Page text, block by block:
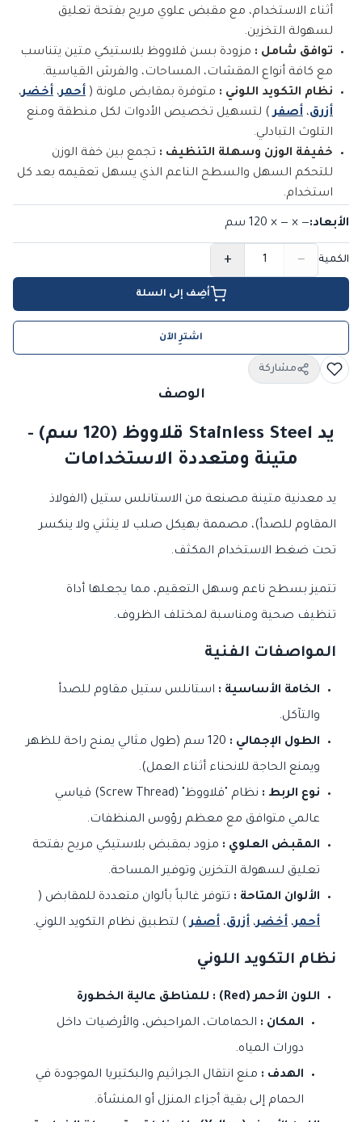
أثناء الاستخدام، مع مقبض علوي مريح بفتحة تعليق
لسهولة التخزين.
توافق شامل : مزودة بسن قلاووظ بلاستيكي متين يتناسب
مع كافة أنواع المقشات، المساحات، والفرش القياسية.
نظام التكويد اللوني : متوفرة بمقابض ملونة ( أحمر، أخضر،
أزرق، أصفر ) لتسهيل تخصيص الأدوات لكل منطقة ومنع
التلوث التبادلي.
خفيفة الوزن وسهلة التنظيف : تجمع بين خفة الوزن
للتحكم السهل والسطح الناعم الذي يسهل تعقيمه بعد كل
استخدام.
الأبعاد:
— × — × 120 سم
الكمية −
+
أضِف إلى السلة
اشترِ الآن
مشاركة
الوصف
يد Stainless Steel قلاووظ (120 سم) -
متينة ومتعددة الاستخدامات
يد معدنية متينة مصنعة من الاستانلس ستيل (الفولاذ
المقاوم للصدأ)، مصممة بهيكل صلب لا ينثني ولا ينكسر
تحت ضغط الاستخدام المكثف.
تتميز بسطح ناعم وسهل التعقيم، مما يجعلها أداة
تنظيف صحية ومناسبة لمختلف الظروف.
المواصفات الفنية
الخامة الأساسية : استانلس ستيل مقاوم للصدأ
والتآكل.
الطول الإجمالي :
120 سم (طول مثالي يمنح راحة للظهر
ويمنع الحاجة للانحناء أثناء العمل).
نوع الربط :
نظام "قلاووظ" (Screw Thread) قياسي
عالمي متوافق مع معظم رؤوس المنظفات.
المقبض العلوي : مزود بمقبض بلاستيكي مريح بفتحة
تعليق لسهولة التخزين وتوفير المساحة.
الألوان المتاحة : تتوفر غالباً بألوان متعددة للمقابض (
أحمر، أخضر، أزرق، أصفر ) لتطبيق نظام التكويد اللوني.
نظام التكويد اللوني
اللون الأحمر (Red) : للمناطق عالية الخطورة
المكان : الحمامات، المراحيض، والأرضيات داخل
دورات المياه.
الهدف : منع انتقال الجراثيم والبكتيريا الموجودة في
الحمام إلى بقية أجزاء المنزل أو المنشأة.